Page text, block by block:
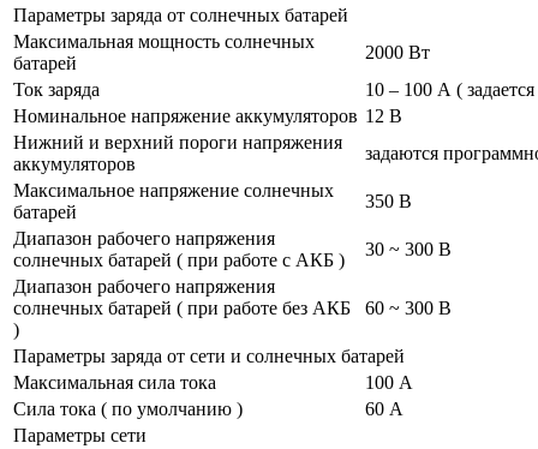
Параметры заряда от солнечных батарей
Максимальная мощность солнечных
батарей
2000 Вт
Ток заряда
10 – 100 А (
Номинальное напряжение аккумуляторов 12 В
Нижний и верхний пороги напряжения
аккумуляторов
задаются
Максимальное напряжение солнечных
батарей
350 В
Диапазон рабочего напряжения
солнечных батарей ( при работе с АКБ )
30 ~ 300 В
Диапазон рабочего напряжения
солнечных батарей ( при работе без АКБ
)
60 ~ 300 В
Параметры заряда от сети и солнечных батарей
Максимальная сила тока
100 А
Сила тока ( по умолчанию )
60 А
Параметры сети